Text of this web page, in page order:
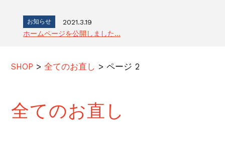
お知らせ
2021.3.19
ホームページを公開しました...
SHOP >全てのお直し >ページ 2
全てのお直し